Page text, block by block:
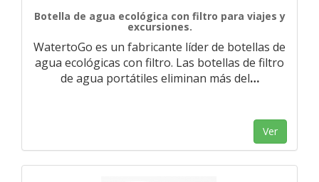
Botella de agua ecológica con filtro para viajes y
excursiones.
WatertoGo es un fabricante líder de botellas de
agua ecológicas con filtro. Las botellas de filtro
de agua portátiles eliminan más del…
Ver